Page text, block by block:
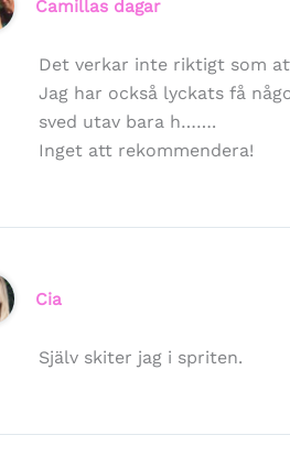
Camillas dagar
Det verkar inte riktigt som
Jag har också lyckats få
sved utav bara h…….
Inget att rekommendera!
Cia
Själv skiter jag i spriten.